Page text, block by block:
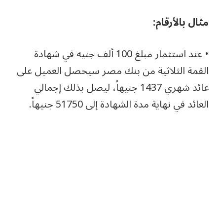
مثال بالأرقام:
• عند استثمار مبلغ 100 ألف جنيه في شهادة
القمة الثلاثية من بنك مصر سيحصل العميل على
عائد شهري 1437 جنيهاً، ليصل بذلك إجمالي
العائد في نهاية مدة الشهادة إلى 51750 جنيهاً.